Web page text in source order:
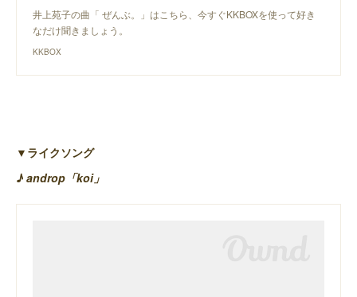
井上苑子の曲「 ぜんぶ。」はこちら、今すぐKKBOXを使って好き
なだけ聞きましょう。
KKBOX
▼ライクソング
♪ androp「koi」